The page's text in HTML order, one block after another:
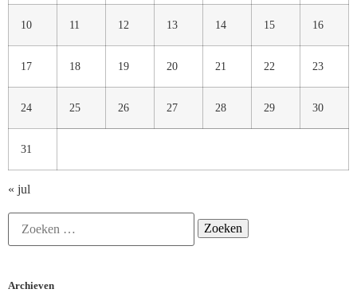
10 11 12 13 14 15 16
17 18 19 20 21 22 23
24 25 26 27 28 29 30
31
« jul
Archieven